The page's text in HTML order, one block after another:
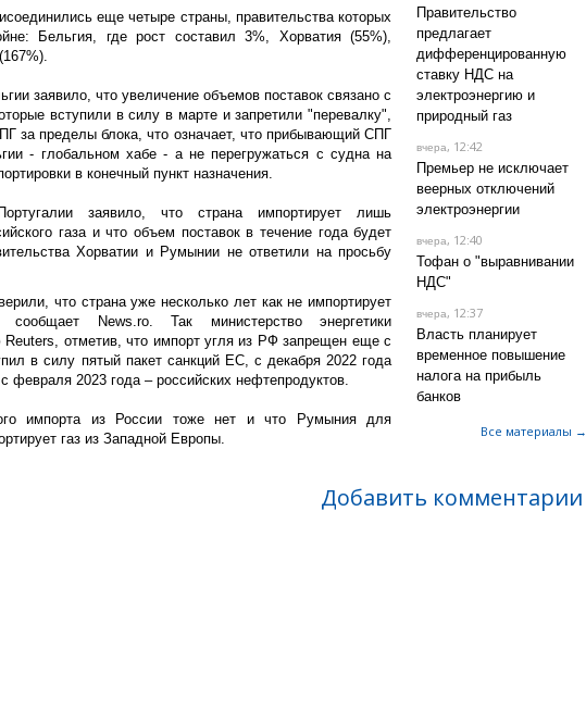
еще четыре страны, правительства которых
Бельгия, где рост составил 3%, Хорватия (55%),
заявило, что увеличение объемов поставок связано с
вступили в силу в марте и запретили "перевалку",
за пределы блока, что означает, что прибывающий СПГ
- глобальном хабе - а не перегружаться с судна на
в конечный пункт назначения.
заявило, что страна импортирует лишь
газа и что объем поставок в течение года будет
Хорватии и Румынии не ответили на просьбу
что страна уже несколько лет как не импортирует
сообщает News.ro. Так министерство энергетики
Reuters, отметив, что импорт угля из РФ запрещен еще с
в силу пятый пакет санкций ЕС, с декабря 2022 года
февраля 2023 года – российских нефтепродуктов.
импорта из России тоже нет и что Румыния для
газ из Западной Европы.
Правительство
предлагает
дифференцированную
ставку НДС на
электроэнергию и
природный газ
вчера, 12:42
Премьер не исключает
веерных отключений
электроэнергии
вчера, 12:40
Тофан о "выравнивании
НДС"
вчера, 12:37
Власть планирует
временное повышение
налога на прибыль
банков
Все материалы →
Добавить комментарии